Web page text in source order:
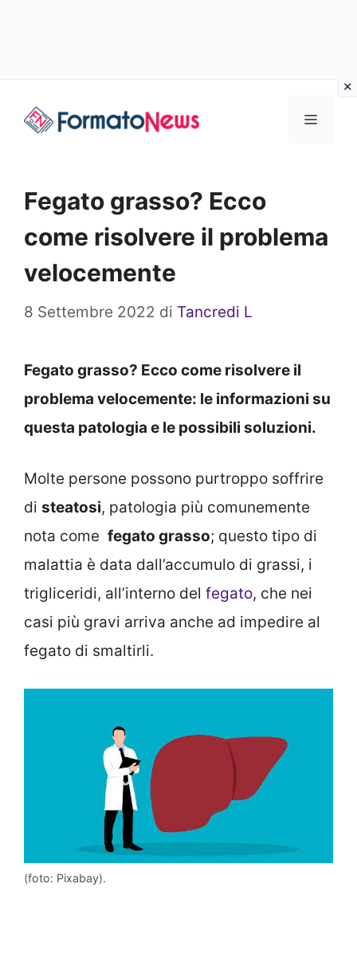
Menu
Fegato grasso? Ecco
come risolvere il problema
velocemente
8 Settembre 2022 di Tancredi L
Fegato grasso? Ecco come risolvere il
problema velocemente: le informazioni su
questa patologia e le possibili soluzioni.
Molte persone possono purtroppo soffrire
di steatosi, patologia più comunemente
nota come fegato grasso; questo tipo di
malattia è data dall’accumulo di grassi, i
trigliceridi, all’interno del fegato, che nei
casi più gravi arriva anche ad impedire al
fegato di smaltirli.
(foto: Pixabay).